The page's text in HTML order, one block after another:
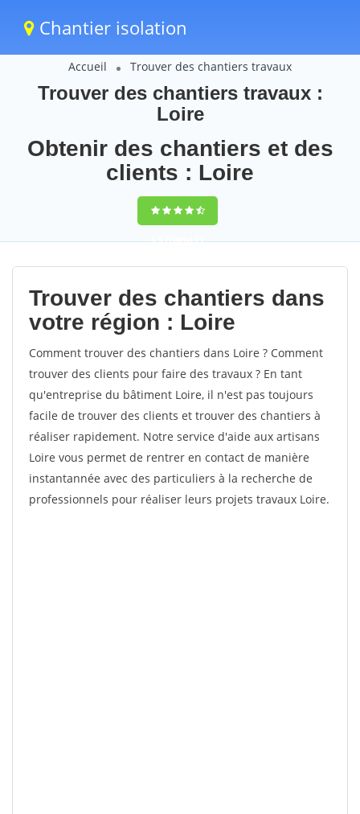
Chantier isolation
Accueil Trouver des chantiers travaux
Trouver des chantiers travaux :
Loire
Obtenir des chantiers et des
clients : Loire
9,5(100%)71
votes
Trouver des chantiers dans
votre région : Loire
Comment trouver des chantiers dans Loire ? Comment
trouver des clients pour faire des travaux ? En tant
qu'entreprise du bâtiment Loire, il n'est pas toujours
facile de trouver des clients et trouver des chantiers à
réaliser rapidement. Notre service d'aide aux artisans
Loire vous permet de rentrer en contact de manière
instantannée avec des particuliers à la recherche de
professionnels pour réaliser leurs projets travaux Loire.